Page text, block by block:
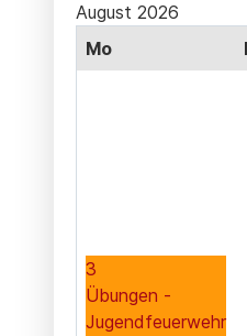
August 2026
Mo
3
Übungen -
Jugendfeuerwehr